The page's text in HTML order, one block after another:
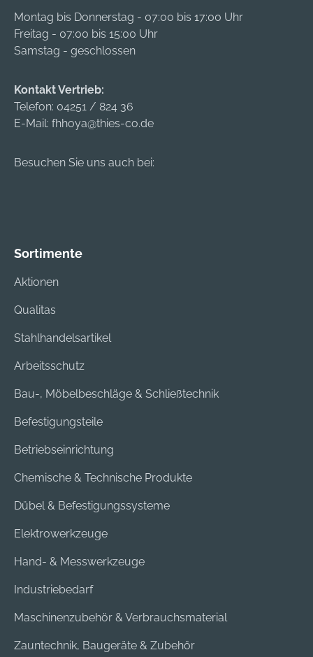
Montag bis Donnerstag - 07:00 bis 17:00 Uhr
Freitag - 07:00 bis 15:00 Uhr
Samstag - geschlossen
Kontakt Vertrieb:
Telefon: 04251 / 824 36
E-Mail: fhhoya@thies-co.de
Besuchen Sie uns auch bei:
Sortimente
Aktionen
Qualitas
Stahlhandelsartikel
Arbeitsschutz
Bau-, Möbelbeschläge & Schließtechnik
Befestigungsteile
Betriebseinrichtung
Chemische & Technische Produkte
Dübel & Befestigungssysteme
Elektrowerkzeuge
Hand- & Messwerkzeuge
Industriebedarf
Maschinenzubehör & Verbrauchsmaterial
Zauntechnik, Baugeräte & Zubehör